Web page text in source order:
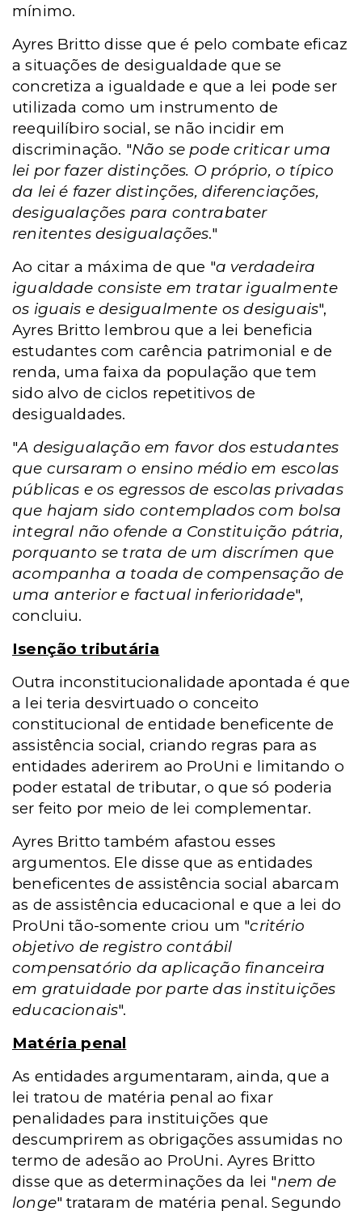
mínimo.
Ayres Britto disse que é pelo combate eficaz
a situações de desigualdade que se
concretiza a igualdade e que a lei pode ser
utilizada como um instrumento de
reequilíbiro social, se não incidir em
discriminação. "Não se pode criticar uma
lei por fazer distinções. O próprio, o típico
da lei é fazer distinções, diferenciações,
desigualações para contrabater
renitentes desigualações."
Ao citar a máxima de que "a verdadeira
igualdade consiste em tratar igualmente
os iguais e desigualmente os desiguais",
Ayres Britto lembrou que a lei beneficia
estudantes com carência patrimonial e de
renda, uma faixa da população que tem
sido alvo de ciclos repetitivos de
desigualdades.
"A desigualação em favor dos estudantes
que cursaram o ensino médio em escolas
públicas e os egressos de escolas privadas
que hajam sido contemplados com bolsa
integral não ofende a Constituição pátria,
porquanto se trata de um discrímen que
acompanha a toada de compensação de
uma anterior e factual inferioridade",
concluiu.
Isenção tributária
Outra inconstitucionalidade apontada é que
a lei teria desvirtuado o conceito
constitucional de entidade beneficente de
assistência social, criando regras para as
entidades aderirem ao ProUni e limitando o
poder estatal de tributar, o que só poderia
ser feito por meio de lei complementar.
Ayres Britto também afastou esses
argumentos. Ele disse que as entidades
beneficentes de assistência social abarcam
as de assistência educacional e que a lei do
ProUni tão-somente criou um "critério
objetivo de registro contábil
compensatório da aplicação financeira
em gratuidade por parte das instituições
educacionais".
Matéria penal
As entidades argumentaram, ainda, que a
lei tratou de matéria penal ao fixar
penalidades para instituições que
descumprirem as obrigações assumidas no
termo de adesão ao ProUni. Ayres Britto
disse que as determinações da lei "nem de
longe" trataram de matéria penal. Segundo